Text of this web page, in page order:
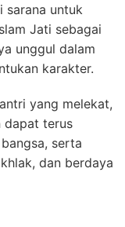
sarana untuk
Jati sebagai
unggul dalam
karakter.
yang melekat,
dapat terus
serta
dan berdaya